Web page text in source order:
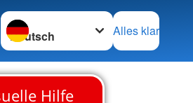
Sprache wechseln zu
Alles klar